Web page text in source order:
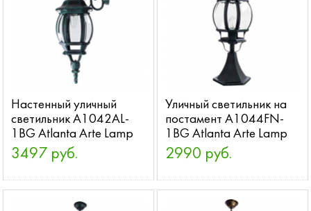
Настенный уличный
светильник A1042AL-
1BG Atlanta Arte Lamp
3497 руб.
Уличный светильник на
постамент A1044FN-
1BG Atlanta Arte Lamp
2990 руб.